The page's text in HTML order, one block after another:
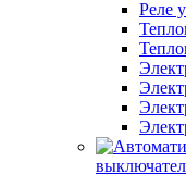
Реле